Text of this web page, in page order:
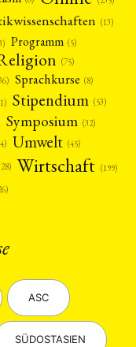
(13)
Programm (5)
(75)
Sprachkurse (8)
Stipendium (53)
Symposium (32)
Umwelt (45)
Wirtschaft (199)
ASC
SÜDOSTASIEN